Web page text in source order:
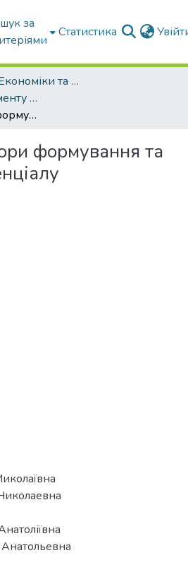
за
Статистика
Факультет Економіки та бізнесу
Кафедра Менеджменту та публічного адміністрування
Основні фактори формування та розвитку потенціалу підприємства
формування та